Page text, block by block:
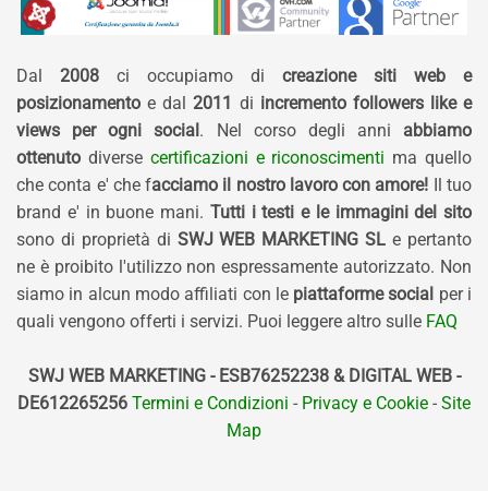
Dal 2008 ci occupiamo di creazione siti web e
posizionamento e dal 2011 di incremento followers like e
views per ogni social. Nel corso degli anni abbiamo
ottenuto diverse certificazioni e riconoscimenti ma quello
che conta e' che facciamo il nostro lavoro con amore! Il tuo
brand e' in buone mani. Tutti i testi e le immagini del sito
sono di proprietà di SWJ WEB MARKETING SL e pertanto
ne è proibito l'utilizzo non espressamente autorizzato. Non
siamo in alcun modo affiliati con le piattaforme social per i
quali vengono offerti i servizi. Puoi leggere altro sulle FAQ
SWJ WEB MARKETING - ESB76252238 & DIGITAL WEB -
DE612265256 Termini e Condizioni - Privacy e Cookie - Site
Map